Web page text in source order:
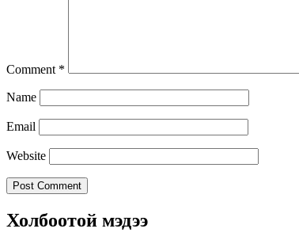
Comment *
Name
Email
Website
Холбоотой мэдээ